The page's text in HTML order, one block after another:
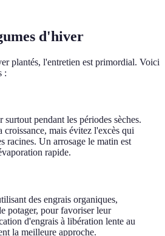
d'hiver
plantés, l'entretien est primordial. Voici
:
pendant les périodes sèches.
croissance, mais évitez l'excès qui
racines. Un arrosage le matin est
rapide.
des engrais organiques,
potager, pour favoriser leur
d'engrais à libération lente au
la meilleure approche.